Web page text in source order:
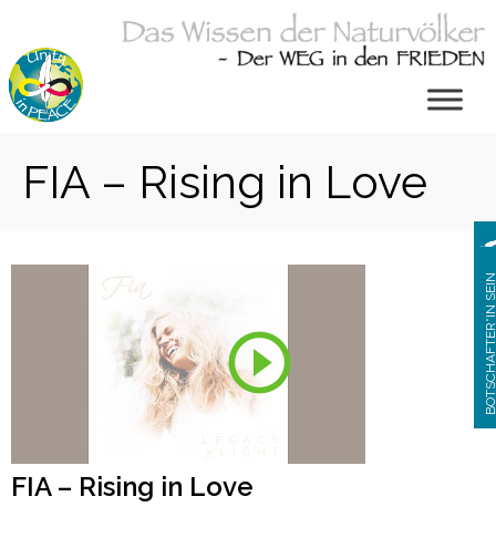
springen
FIA – Rising in Love
FIA – Rising in Love